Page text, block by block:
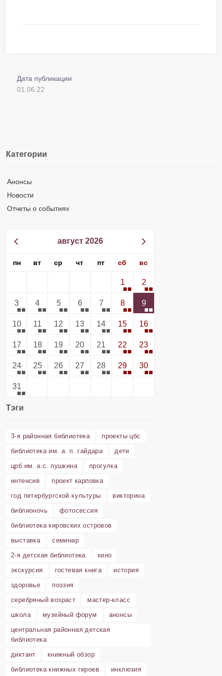
Дата публикации
01.06.22
Категории
Анонсы
Новости
Отчеты о событиях
август 2026
пн вт ср чт пт сб вс
1 2
3 4 5 6 7 8 9
10 11 12 13 14 15 16
17 18 19 20 21 22 23
24 25 26 27 28 29 30
31
Тэги
3-я районная библиотека
проекты цбс
библиотека им. а. п. гайдара
дети
црб им. а.с. пушкина
прогулка
интенсив
проект карповка
год петербургской культуры
викторина
библионочь
фотосессия
библиотека кировских островов
выставка
семинар
2-я детская библиотека
кино
экскурсия
гостевая книга
история
здоровье
поэзия
серебряный возраст
мастер-класс
школа
музейный форум
анонсы
центральная районная детская
библиотека
диктант
книжный обзор
библиотека книжных героев
инклюзия